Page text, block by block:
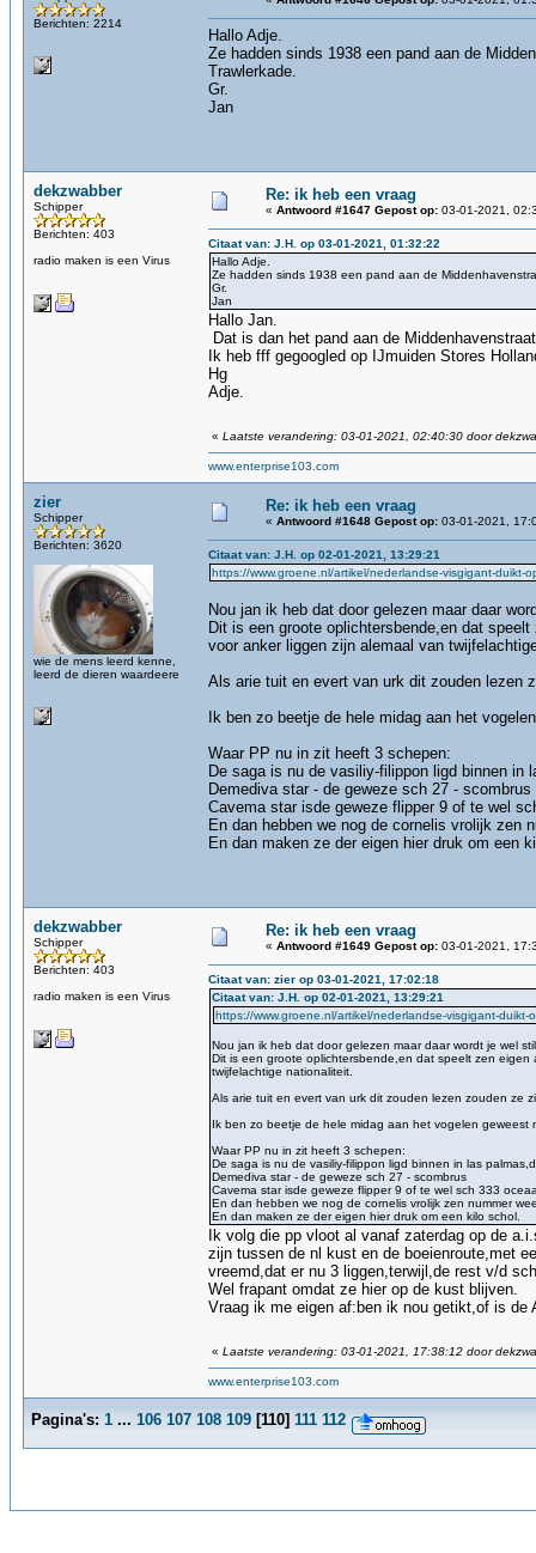
Berichten: 2214
Hallo Adje.
Ze hadden sinds 1938 een pand aan de
Trawlerkade.
Gr.
Jan
dekzwabber
Schipper
Berichten: 403
radio maken is een Virus
Re: ik heb een vraag
« Antwoord #1647 Gepost op: 03-01-2021,
Citaat van: J.H. op 03-01-2021, 01:32:22
Hallo Adje.
Ze hadden sinds 1938 een pand aan de
Gr.
Jan
Hallo Jan.
Dat is dan het pand aan de
Ik heb fff gegoogled op IJmuiden Stores
Hg
Adje.
« Laatste verandering: 03-01-2021, 02:40:30 door
www.enterprise103.com
zier
Schipper
Berichten: 3620
wie de mens leerd kenne,
leerd de dieren waardeere
Re: ik heb een vraag
« Antwoord #1648 Gepost op: 03-01-2021,
Citaat van: J.H. op 02-01-2021, 13:29:21
https://www.groene.nl/artikel/nederlandse-visgigant-duikt-
Nou jan ik heb dat door gelezen maar daar
Dit is een groote oplichtersbende,en dat
voor anker liggen zijn alemaal van
Als arie tuit en evert van urk dit zouden lezen
Ik ben zo beetje de hele midag aan het
Waar PP nu in zit heeft 3 schepen:
De saga is nu de vasiliy-filippon ligd binnen in
Demediva star - de geweze sch 27 - scombrus
Cavema star isde geweze flipper 9 of te wel
En dan hebben we nog de cornelis vrolijk zen
En dan maken ze der eigen hier druk om een
dekzwabber
Schipper
Berichten: 403
radio maken is een Virus
Re: ik heb een vraag
« Antwoord #1649 Gepost op: 03-01-2021,
Citaat van: zier op 03-01-2021, 17:02:18
Citaat van: J.H. op 02-01-2021, 13:29:21
https://www.groene.nl/artikel/nederlandse-visgigant-
Nou jan ik heb dat door gelezen maar daar wordt je wel
Dit is een groote oplichtersbende,en dat speelt zen
twijfelachtige nationaliteit.
Als arie tuit en evert van urk dit zouden lezen zouden ze
Ik ben zo beetje de hele midag aan het vogelen geweest
Waar PP nu in zit heeft 3 schepen:
De saga is nu de vasiliy-filippon ligd binnen in las
Demediva star - de geweze sch 27 - scombrus
Cavema star isde geweze flipper 9 of te wel sch 333
En dan hebben we nog de cornelis vrolijk zen nummer
En dan maken ze der eigen hier druk om een kilo schol.
Ik volg die pp vloot al vanaf zaterdag op de
zijn tussen de nl kust en de boeienroute,met
vreemd,dat er nu 3 liggen,terwijl,de rest v/d
Wel frapant omdat ze hier op de kust blijven.
Vraag ik me eigen af:ben ik nou getikt,of is de
« Laatste verandering: 03-01-2021, 17:38:12 door
www.enterprise103.com
Pagina's: 1 ... 106 107 108 109 [110] 111 112